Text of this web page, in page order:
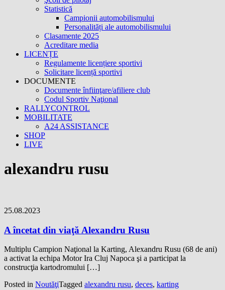
Statistică
Campionii automobilismului
Personalități ale automobilismului
Clasamente 2025
Acreditare media
LICENȚE
Regulamente licențiere sportivi
Solicitare licență sportivi
DOCUMENTE
Documente înfiinţare/afiliere club
Codul Sportiv Naţional
RALLYCONTROL
MOBILITATE
A24 ASSISTANCE
SHOP
LIVE
alexandru rusu
25.08.2023
A încetat din viaţă Alexandru Rusu
Multiplu Campion Naţional la Karting, Alexandru Rusu (68 de ani)
a activat la echipa Motor Ira Cluj Napoca şi a participat la
construcţia kartodromului […]
Posted in NoutăţiTagged alexandru rusu, deces, karting